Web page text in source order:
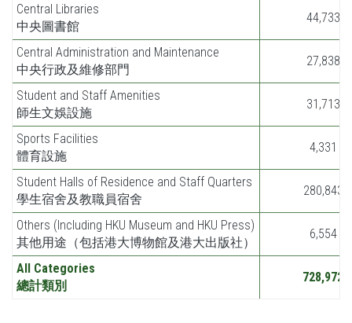
Central Libraries
中央圖書館
44,733
Central Administration and Maintenance
中央行政及維修部門
27,838
Student and Staff Amenities
師生文娛設施
31,713
Sports Facilities
體育設施
4,331
Student Halls of Residence and Staff Quarters
學生宿舍及教職員宿舍
280,843
Others (Including HKU Museum and HKU Press)
其他用途（包括港大博物館及港大出版社）
6,554
All Categories
總計類別
728,972